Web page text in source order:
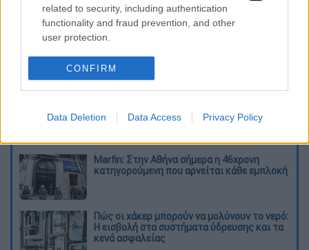
related to security, including authentication
functionality and fraud prevention, and other
user protection.
CONFIRM
Data Deletion Data Access Privacy Policy
Διαβάστε ακόμη
της ΟΣΥ καταγγέλλουν δρομολόγια που
«δεν βγαίνουν» και προειδοποιούν για
κινδύνους
πνίγηκε για να σώσει τη φίλη της
Marfin: Στην Αθήνα σήμερα η 46χρονη
κατηγορούμενη που αρνείται κάθε εμπλοκή
Πώς οι χάκερ μπορούν να μολύνουν το νερό:
Η εισβολή στα συστήματα ύδρευσης και τα
κενά ασφαλείας